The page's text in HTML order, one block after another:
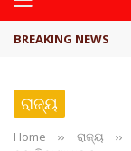
BREAKING NEWS
ରାଜ୍ୟ
Home ›› ରାଜ୍ୟ ››